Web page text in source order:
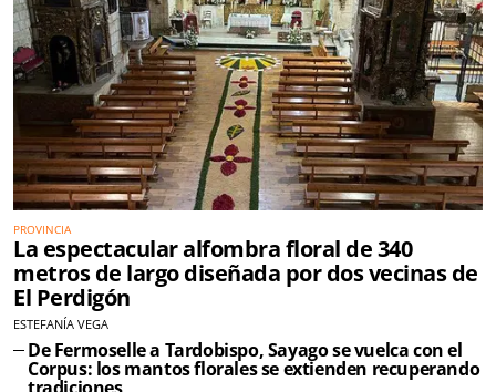
PROVINCIA
La espectacular alfombra floral de 340
metros de largo diseñada por dos vecinas de
El Perdigón
ESTEFANÍA VEGA
De Fermoselle a Tardobispo, Sayago se vuelca con el
Corpus: los mantos florales se extienden recuperando